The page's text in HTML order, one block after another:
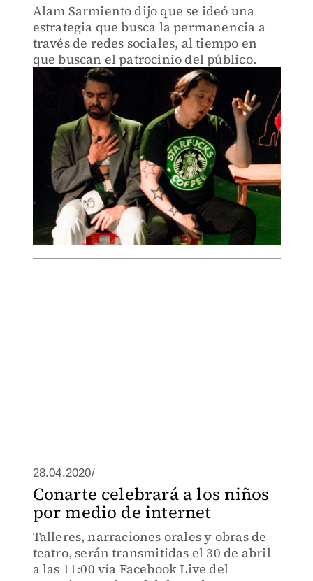
Alam Sarmiento dijo que se ideó una
estrategia que busca la permanencia a
través de redes sociales, al tiempo en
que buscan el patrocinio del público.
28.04.2020/
Conarte celebrará a los niños
por medio de internet
Talleres, narraciones orales y obras de
teatro, serán transmitidas el 30 de abril
a las 11:00 vía Facebook Live del